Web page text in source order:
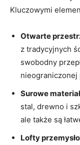
Kluczowymi
Otwarte
z tradycyjnych
swobodny
Surowe
stal, drewno i
ale także są
Lofty